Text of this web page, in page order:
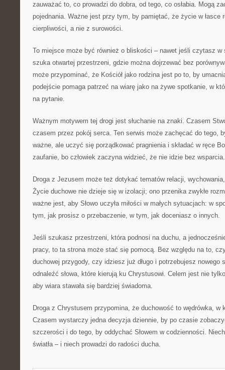
zauważać to, co prowadzi do dobra, od tego, co osłabia. Mogą
pojednania. Ważne jest przy tym, by pamiętać, że życie w łasce
cierpliwości, a nie z surowości.
To miejsce może być również o bliskości – nawet jeśli czytasz w
szuka otwartej przestrzeni, gdzie można dojrzewać bez
może przypominać, że Kościół jako rodzina jest po to, by
podejście pomaga patrzeć na wiarę jako na żywe spotkanie, w
na pytanie.
Ważnym motywem tej drogi jest słuchanie na znaki. Czasem
czasem przez pokój serca. Ten serwis może zachęcać do tego,
ważne, ale uczyć się porządkować pragnienia i składać w ręce
zaufanie, bo człowiek zaczyna widzieć, że nie idzie bez wsparcia.
Droga z Jezusem może też dotykać tematów relacji,
Życie duchowe nie dzieje się w izolacji; ono przenika zwykłe
ważne jest, aby Słowo uczyła miłości w małych sytuacjach: w
tym, jak prosisz o przebaczenie, w tym, jak doceniasz o innych.
Jeśli szukasz przestrzeni, która podnosi na duchu, a
pracy, to ta strona może stać się pomocą. Bez względu na to,
duchowej przygody, czy idziesz już długo i potrzebujesz nowego
odnaleźć słowa, które kierują ku Chrystusowi. Celem jest nie
aby wiara stawała się bardziej świadoma.
Droga z Chrystusem przypomina, że duchowość to wędrówka, w
Czasem wystarczy jedna decyzja dziennie, by po czasie
szczerości i do tego, by oddychać Słowem w codzienności.
światła – i niech prowadzi do radości ducha.